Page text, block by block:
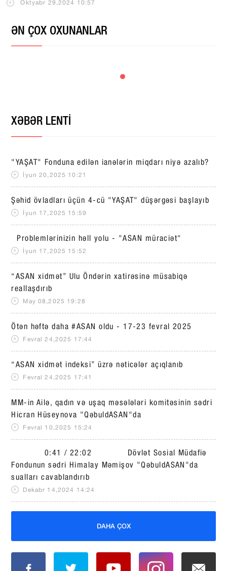
Oktyabr 29,2024 10:57
ƏN ÇOX OXUNANLAR
XƏBƏR LENTİ
"YAŞAT" Fonduna edilən ianələrin miqdarı niyə azalıb?
İyun 20,2025 10:21
Şəhid övladları üçün 4-cü "YAŞAT" düşərgəsi başlayıb
İyun 17,2025 15:59
Problemlərinizin həll yolu - "ASAN müraciət"
İyun 17,2025 15:52
“ASAN xidmət” Ulu Öndərin xatirəsinə müsabiqə
reallaşdırıb
May 08,2025 19:28
Ötən həftə daha #ASAN oldu - 17-23 fevral 2025
Fevral 24,2025 17:44
“ASAN xidmət indeksi” üzrə nəticələr açıqlanıb
Fevral 24,2025 17:41
MM-in Ailə, qadın və uşaq məsələləri komitəsinin sədri
Hicran Hüseynova "QəbuldASAN"da
Fevral 10,2025 15:24
0:41 / 22:02 Dövlət Sosial Müdafiə
Fondunun sədri Himalay Məmişov "QəbuldASAN"da
sualları cavablandırıb
Dekabr 14,2024 14:24
DAHA ÇOX